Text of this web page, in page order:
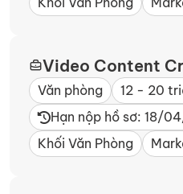
Video Content
Văn phòng 12 - 20
Hạn nộp hồ sơ: 18/
Khối Văn Phòng